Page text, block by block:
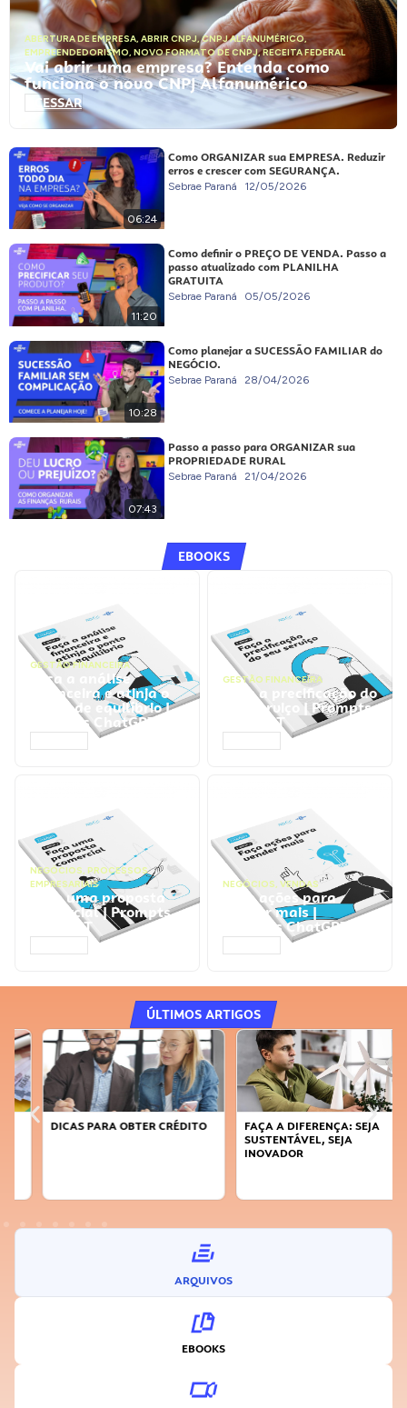
ABERTURA DE EMPRESA, ABRIR CNPJ,CNPJ ALFANUMÉRICO,
EMPREENDEDORISMO, NOVO FORMATO DE CNPJ,RECEITA FEDERAL
Vai abrir uma empresa? Entenda como
funciona o novo CNPJ Alfanumérico
ACESSAR
06:24
Como ORGANIZAR sua EMPRESA. Reduzir
erros e crescer com SEGURANÇA.
Sebrae Paraná 12/05/2026
11:20
Como definir o PREÇO DE VENDA. Passo a
passo atualizado com PLANILHA
GRATUITA
Sebrae Paraná 05/05/2026
10:28
Como planejar a SUCESSÃO FAMILIAR do
NEGÓCIO.
Sebrae Paraná 28/04/2026
07:43
Passo a passo para ORGANIZAR sua
PROPRIEDADE RURAL
Sebrae Paraná 21/04/2026
EBOOKS
GESTÃO FINANCEIRA
Faça a análise
financeira e atinja o
ponto de equilíbrio |
Prompts ChatGPT
GESTÃO FINANCEIRA
Faça a precificação do
seu serviço | Prompts
ChatGPT
NEGÓCIOS, PROCESSOS
EMPRESARIAIS
Faça uma proposta
comercial | Prompts
ChatGPT
NEGÓCIOS, VENDAS
Faça ações para
vender mais |
Prompts ChatGPT
ÚLTIMOS ARTIGOS
DICAS PARA OBTER CRÉDITO
FAÇA A DIFERENÇA: SEJA
SUSTENTÁVEL, SEJA
INOVADOR
ARQUIVOS
EBOOKS